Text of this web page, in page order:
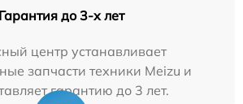
Гарантия до 3-х лет
центр устанавливает
запчасти техники Meizu и
гарантию до 3 лет.